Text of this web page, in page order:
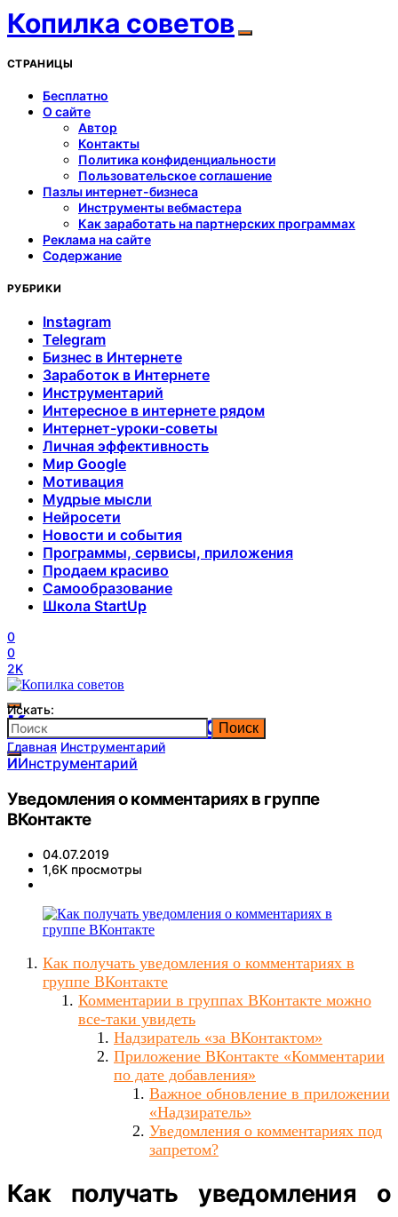
Копилка советов
СТРАНИЦЫ
Бесплатно
О сайте
Автор
Контакты
Политика конфиденциальности
Пользовательское соглашение
Пазлы интернет-бизнеса
Инструменты вебмастера
Как заработать на партнерских программах
Реклама на сайте
Содержание
РУБРИКИ
Instagram
Telegram
Бизнес в Интернете
Заработок в Интернете
Инструментарий
Интересное в интернете рядом
Интернет-уроки-советы
Личная эффективность
Мир Google
Мотивация
Мудрые мысли
Нейросети
Новости и события
Программы, сервисы, приложения
Продаем красиво
Самообразование
Школа StartUp
0
0
2K
Копилка советов
Искать:
Поиск
Главная Инструментарий
ИИнструментарий
Уведомления о комментариях в группе
ВКонтакте
04.07.2019
1,6K просмотры
Как получать уведомления о комментариях в
группе ВКонтакте
Комментарии в группах ВКонтакте можно
все-таки увидеть
Надзиратель «за ВКонтактом»
Приложение ВКонтакте «Комментарии
по дате добавления»
Важное обновление в приложении
«Надзиратель»
Уведомления о комментариях под
запретом?
Как получать уведомления о